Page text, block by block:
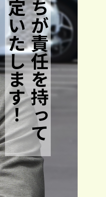
私たちが責任を持って
査定いたします！